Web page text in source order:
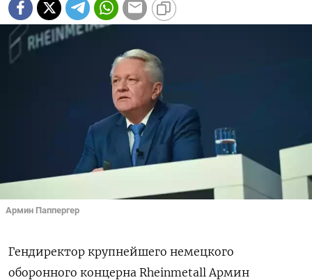
Армин Паппергер
Гендиректор крупнейшего немецкого
оборонного концерна Rheinmetall Армин